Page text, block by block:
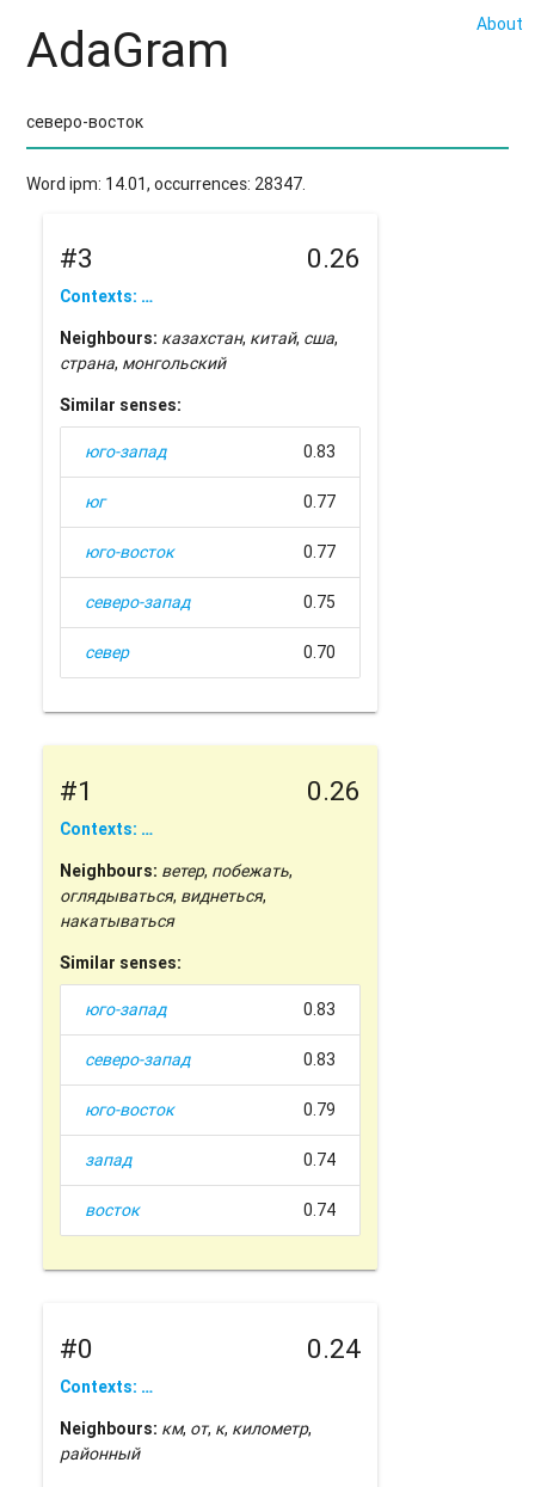
About
AdaGram
Word ipm: 14.01, occurrences: 28347.
#3 0.26
Contexts: …
Neighbours: казахстан, китай, сша,
страна, монгольский
Similar senses:
юго-запад 0.83
юг 0.77
юго-восток 0.77
северо-запад 0.75
север 0.70
#1 0.26
Contexts: …
Neighbours: ветер, побежать,
оглядываться, виднеться,
накатываться
Similar senses:
юго-запад 0.83
северо-запад 0.83
юго-восток 0.79
запад 0.74
восток 0.74
#0 0.24
Contexts: …
Neighbours: км, от, к, километр,
районный